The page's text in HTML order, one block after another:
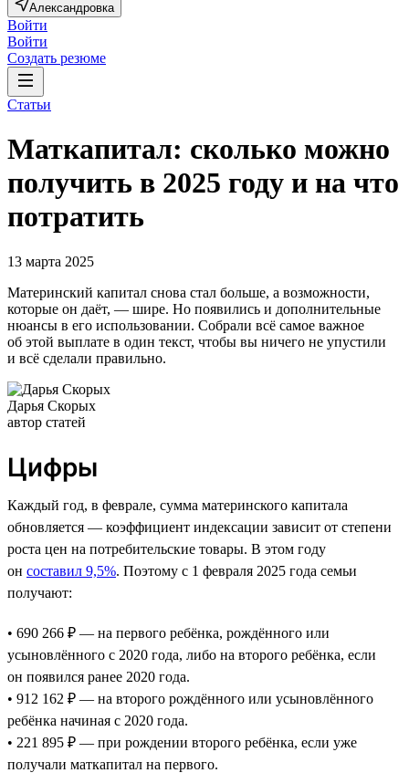
Александровка
Войти
Войти
Создать резюме
Статьи
Маткапитал: сколько можно
получить в 2025 году и на что
потратить
13 марта 2025
Материнский капитал снова стал больше, а возможности,
которые он даёт, — шире. Но появились и дополнительные
нюансы в его использовании. Собрали всё самое важное
об этой выплате в один текст, чтобы вы ничего не упустили
и всё сделали правильно.
Дарья Скорых
автор статей
Цифры
Каждый год, в феврале, сумма материнского капитала
обновляется — коэффициент индексации зависит от степени
роста цен на потребительские товары. В этом году
он составил 9,5%. Поэтому с 1 февраля 2025 года семьи
получают:
• 690 266 ₽ — на первого ребёнка, рождённого или
усыновлённого с 2020 года, либо на второго ребёнка, если
он появился ранее 2020 года.
• 912 162 ₽ — на второго рождённого или усыновлённого
ребёнка начиная с 2020 года.
• 221 895 ₽ — при рождении второго ребёнка, если уже
получали маткапитал на первого.